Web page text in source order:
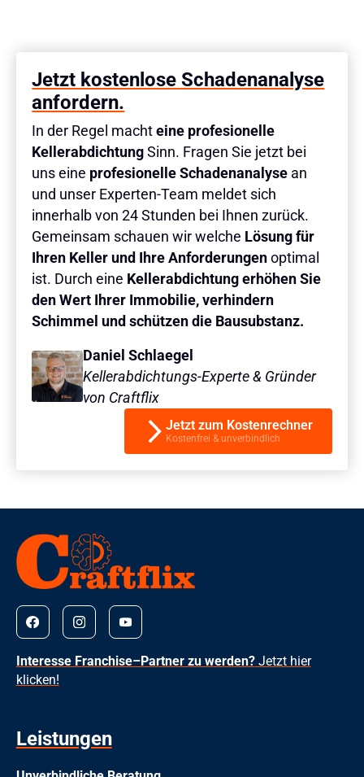
Jetzt kostenlose Schadenanalyse
anfordern.
In der Regel machteine profesionelle
Kellerabdichtung Sinn. Fragen Sie jetzt bei
uns eine profesionelle Schadenanalyse an
und unser Experten-Team meldet sich
innerhalb von 24 Stunden bei Ihnen zurück.
Gemeinsam schauen wir welche Lösung für
Ihren Keller und Ihre Anforderungenoptimal
ist. Durch eine Kellerabdichtung erhöhen Sie
den Wert Ihrer Immobilie, verhindern
Schimmel und schützen die Bausubstanz.
Daniel Schlaegel
Kellerabdichtungs-Experte & Gründer
von Craftflix
Jetzt zum Kostenrechner
Kostenfrei & unverbindlich
Interesse Franchise–Partner zu werden?Jetzt hier
klicken!
Leistungen